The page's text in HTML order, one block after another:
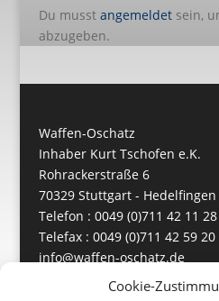
Cookie-
Du musst angemeldetsein,
abzugeben.
Waffen-Oschatz
Inhaber Kurt Tschofen e.K.
Rohrackerstraße 6
70329 Stuttgart - Hedelfingen
Telefon : 0049 (0)711 42 11 28
Telefax : 0049 (0)711 42 59 20
info@waffen-oschatz.de
https://www.waffen-oschatz.de